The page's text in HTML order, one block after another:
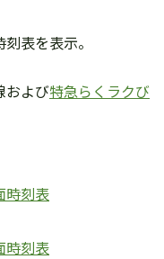
表を表示。
および特急らくラクび
時刻表
時刻表